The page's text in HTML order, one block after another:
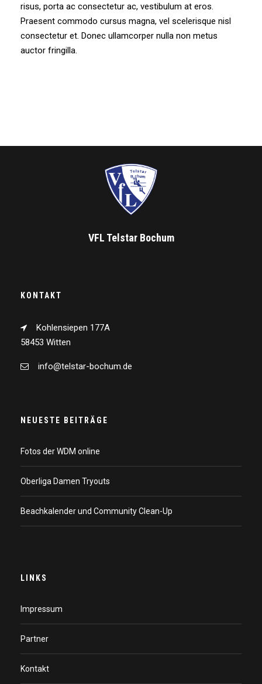
risus, porta ac consectetur ac, vestibulum at eros.
Praesent commodo cursus magna, vel scelerisque nisl
consectetur et. Donec ullamcorper nulla non metus
auctor fringilla.
VFL Telstar Bochum
KONTAKT
Kohlensiepen 177A
58453 Witten
info@telstar-bochum.de
NEUESTE BEITRÄGE
Fotos der WDM online
Oberliga Damen Tryouts
Beachkalender und Community Clean-Up
LINKS
Impressum
Partner
Kontakt